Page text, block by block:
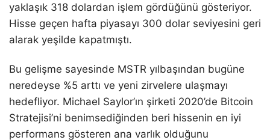
yaklaşık 318 dolardan işlem gördüğünü gösteriyor.
Hisse geçen hafta piyasayı 300 dolar seviyesini geri
alarak yeşilde kapatmıştı.
Bu gelişme sayesinde MSTR yılbaşından bugüne
neredeyse %5 arttı ve yeni zirvelere ulaşmayı
hedefliyor. Michael Saylor’ın şirketi 2020’de Bitcoin
Stratejisi’ni benimsediğinden beri hissenin en iyi
performans gösteren ana varlık olduğunu